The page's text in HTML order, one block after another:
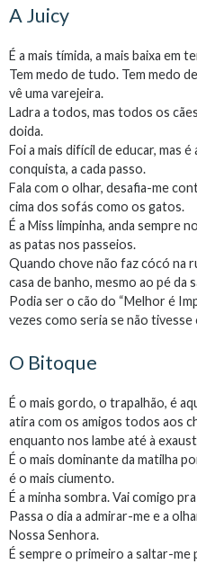
A Juicy
É a mais tímida, a mais baixa em
Tem medo de tudo. Tem medo
vê uma varejeira.
Ladra a todos, mas todos os
doida.
Foi a mais difícil de educar, mas é
conquista, a cada passo.
Fala com o olhar, desafia-me
cima dos sofás como os gatos.
É a Miss limpinha, anda sempre
as patas nos passeios.
Quando chove não faz cócó na
casa de banho, mesmo ao pé da
Podia ser o cão do “Melhor é
vezes como seria se não tivesse
O Bitoque
É o mais gordo, o trapalhão, é
atira com os amigos todos aos
enquanto nos lambe até à
É o mais dominante da matilha
é o mais ciumento.
É a minha sombra. Vai comigo
Passa o dia a admirar-me e a
Nossa Senhora.
É sempre o primeiro a saltar-me